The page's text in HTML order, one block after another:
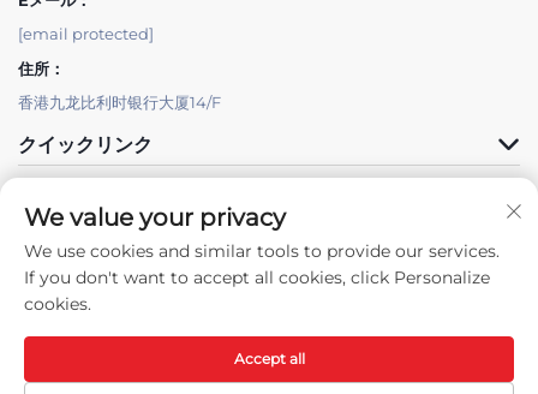
[email protected]
住所：
香港九龙比利时银行大厦14/F
クイックリンク
著作権 © 2025 Skyat Limited所有。 -プライバシーポリシー
We value your privacy
We use cookies and similar tools to provide our services.
If you don't want to accept all cookies, click Personalize
cookies.
Accept all